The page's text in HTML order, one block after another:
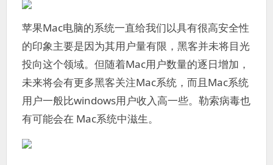
苹果Mac电脑的系统一直给我们以具有很高安全性
的印象主要是因为其用户量有限，黑客并未将目光
投向这个领域。但随着Mac用户数量的逐日增加，
未来将会有更多黑客关注Mac系统，而且Mac系统
用户一般比windows用户收入高一些。勒索病毒也
有可能会在 Mac系统中滋生。